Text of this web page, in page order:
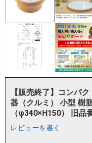
【販売終了】コンパ
器（クルミ） 小型 樹
（φ340×H150） 旧品
レビューを書く